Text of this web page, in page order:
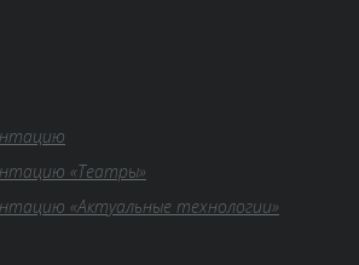
«Театры»
«Актуальные технологии»